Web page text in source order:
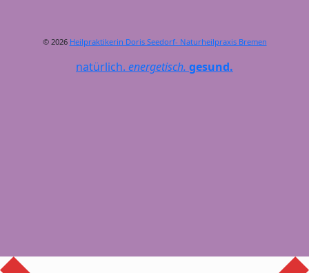
© 2026 Heilpraktikerin Doris Seedorf- Naturheilpraxis Bremen
natürlich. energetisch. gesund.